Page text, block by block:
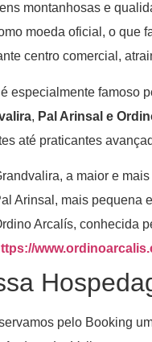
montanhosas e
moeda oficial, o que
centro comercial,
especialmente famoso
, Pal Arinsal e
até praticantes
a maior e
Arinsal, mais pequena
Arcalís, conhecida
pelo Booking